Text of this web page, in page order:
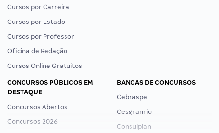
Cursos por Carreira
Cursos por Estado
Cursos por Professor
Oficina de Redação
Cursos Online Gratuitos
CONCURSOS PÚBLICOS EM
DESTAQUE
Concursos Abertos
Concursos 2026
BANCAS DE CONCURSOS
Cebraspe
Cesgranrio
Consulplan